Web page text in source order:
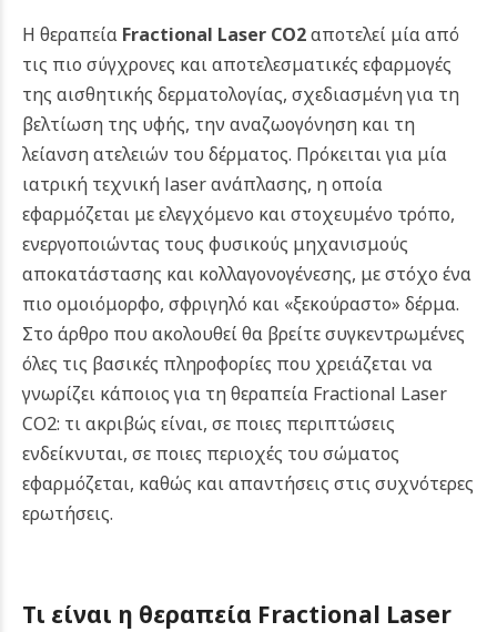
Η θεραπεία Fractional Laser CO2αποτελεί μία από
τις πιο σύγχρονες και αποτελεσματικές εφαρμογές
της αισθητικής δερματολογίας, σχεδιασμένη για τη
βελτίωση της υφής, την αναζωογόνηση και τη
λείανση ατελειών του δέρματος. Πρόκειται για μία
ιατρική τεχνική laser ανάπλασης, η οποία
εφαρμόζεται με ελεγχόμενο και στοχευμένο τρόπο,
ενεργοποιώντας τους φυσικούς μηχανισμούς
αποκατάστασης και κολλαγονογένεσης, με στόχο ένα
πιο ομοιόμορφο, σφριγηλό και «ξεκούραστο» δέρμα.
Στο άρθρο που ακολουθεί θα βρείτε συγκεντρωμένες
όλες τις βασικές πληροφορίες που χρειάζεται να
γνωρίζει κάποιος για τη θεραπεία Fractional Laser
CO2: τι ακριβώς είναι, σε ποιες περιπτώσεις
ενδείκνυται, σε ποιες περιοχές του σώματος
εφαρμόζεται, καθώς και απαντήσεις στις συχνότερες
ερωτήσεις.
Τι είναι η θεραπεία Fractional Laser